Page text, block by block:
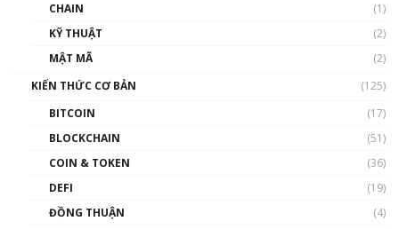
00:43:47
như thể nào?
00:39:31
Phổ cập Blockchain
CHAIN
(1)
KỸ THUẬT
(2)
MẬT MÃ
(2)
KIẾN THỨC CƠ BẢN
(125)
BITCOIN
(17)
BLOCKCHAIN
(51)
COIN & TOKEN
(36)
DEFI
(19)
ĐỒNG THUẬN
(4)